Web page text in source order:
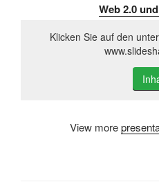
Web 2.0
Klicken Sie auf den
View more